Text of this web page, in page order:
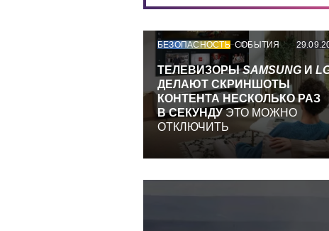
БЕЗОПАСНОСТЬ СОБЫТИЯ
ТЕЛЕВИЗОРЫSAMSUNG И
ДЕЛАЮТ СКРИНШОТЫ
КОНТЕНТА НЕСКОЛЬКО РАЗ
В СЕКУНДУЭТО МОЖНО
ОТКЛЮЧИТЬ